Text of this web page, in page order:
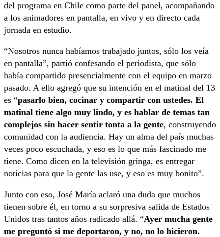
del programa en Chile como parte del panel, acompañando
a los animadores en pantalla, en vivo y en directo cada
jornada en estudio.
“Nosotros nunca habíamos trabajado juntos, sólo los veía
en pantalla”, partió confesando el periodista, que sólo
había compartido presencialmente con el equipo en marzo
pasado. A ello agregó que su intención en el matinal del 13
es “pasarlo bien, cocinar y compartir con ustedes. El
matinal tiene algo muy lindo, y es hablar de temas tan
complejos sin hacer sentir tonta a la gente, construyendo
comunidad con la audiencia. Hay un alma del país muchas
veces poco escuchada, y eso es lo que más fascinado me
tiene. Como dicen en la televisión gringa, es entregar
noticias para que la gente las use, y eso es muy bonito”.
Junto con eso, José María aclaró una duda que muchos
tienen sobre él, en torno a su sorpresiva salida de Estados
Unidos tras tantos años radicado allá. “Ayer mucha gente
me preguntó si me deportaron, y no, no lo hicieron.